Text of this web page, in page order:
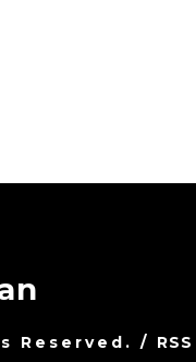
Reserved. / RSS